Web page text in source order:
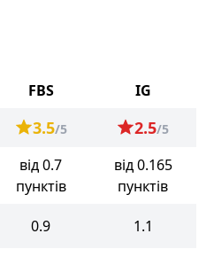
FBS
IG
3.5/5 2.5/5
від 0.7
пунктів
від 0.165
пунктів
0.9 1.1